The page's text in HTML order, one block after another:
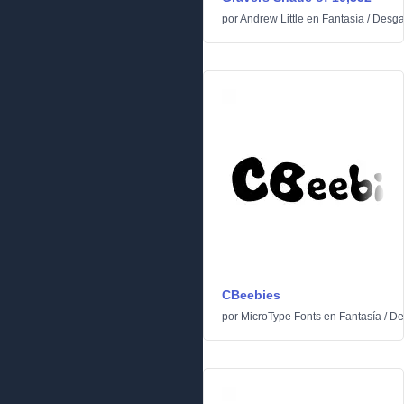
porAndrew Little en Fantasía /
CBeebies
por MicroType Fonts en Fantasía /